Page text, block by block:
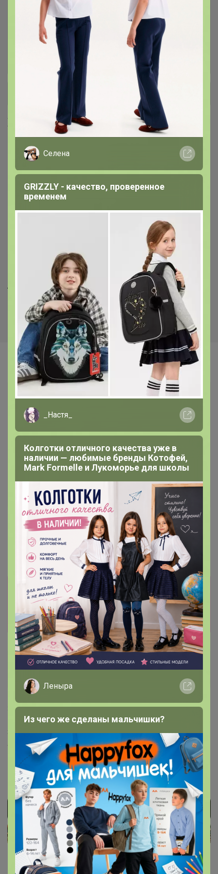
Карманные платки
Платки шейные
+ Ещё 15 каталогов
Хиты продаж
TS521 (т.бирюза) Футболка
мужская короткий рукав
680р
G145-RD-6035 (джинс)
Футболка мужская короткий
рукав
Самые желанные
Новинка
1 280р
G145-KM-OR1013 (зеленый)
Футболка мужская короткий
Новинка
1 035р
G145-KO-SAS5000 (белый)
Футболка мужская короткий
рукав
Информация о заказах доступна
лишь членам клуба
Показать
tanya-klo
3 сентября, 2025 23:30
Здравствуйте. Добавьте, пожалуйста, рост 164-174
arabella.ru/catalog/muzhskaya-odezhda/rubashki/rub...
Селена
GRIZZLY - качество, проверенное
временем
_Настя_
Колготки отличного качества уже в
наличии — любимые бренды Котофей,
Mark Formelle и Лукоморье для школы
Леныра
Из чего же сделаны мальчишки?